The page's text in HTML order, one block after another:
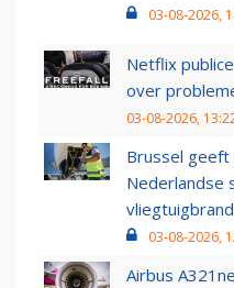
03-08-2026,
Netflix
over
03-08-2026,
Brussel geeft
Nederlandse
03-08-2026,
Airbus